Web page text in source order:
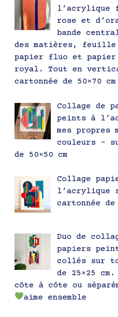
l’acrylique
rose et
bande
des matières, feuille
papier fluo et papier
royal. Tout en
cartonnée de 50×70 cm
Collage de
peints à
mes propres
couleurs –
de 50×50 cm
Collage
l’acrylique
cartonnée de
Duo de
papiers
collés sur
de 25×25
côte à côte ou
aime ensemble